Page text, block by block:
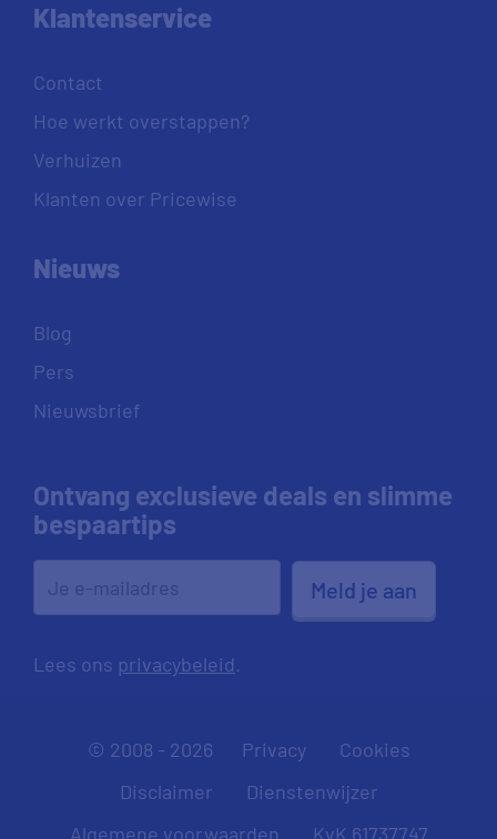
Klantenservice
Contact
Hoe werkt overstappen?
Verhuizen
Klanten over Pricewise
Nieuws
Blog
Pers
Nieuwsbrief
Ontvang exclusieve deals en slimme
bespaartips
Meld je aan
Lees ons privacybeleid.
© 2008 - 2026 Privacy
Cookies
Disclaimer
Dienstenwijzer
Algemene voorwaarden
KvK 61737747